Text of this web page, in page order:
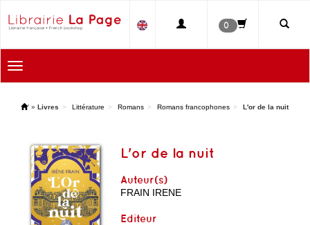
0
Toggle
navigation
' » Livres Littérature Romans Romans francophones L'or de la nuit
L'or de la nuit
Auteur(s)
FRAIN IRENE
Editeur